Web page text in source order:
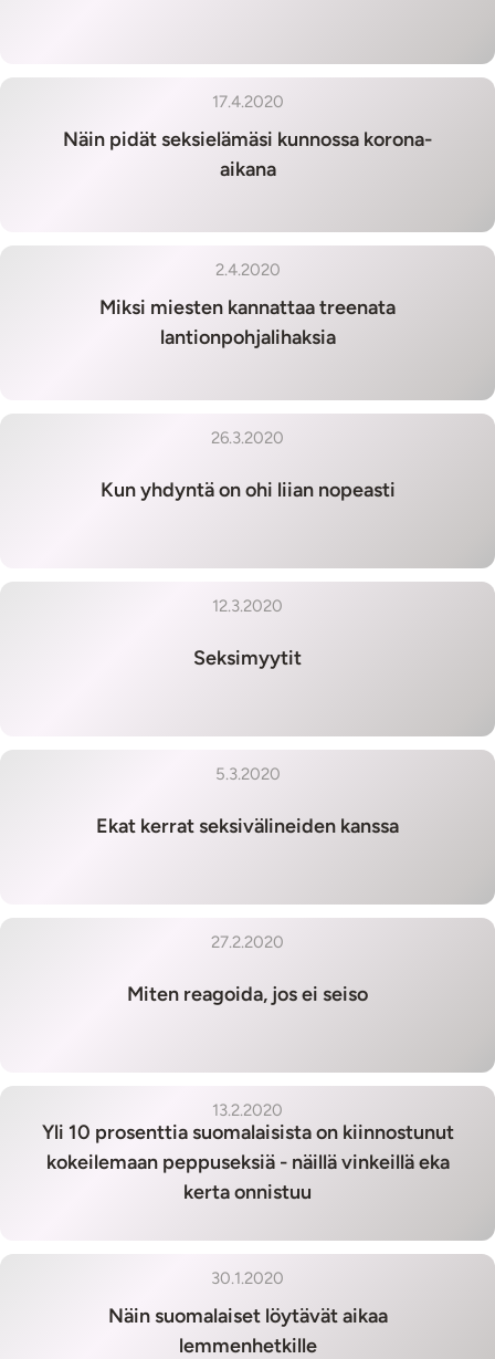
Näin pidät seksielämäsi kunnossa korona-
aikana
17.4.2020
Miksi miesten kannattaa treenata
lantionpohjalihaksia
2.4.2020
Kun yhdyntä on ohi liian nopeasti
26.3.2020
Seksimyytit
12.3.2020
Ekat kerrat seksivälineiden kanssa
5.3.2020
Miten reagoida, jos ei seiso
27.2.2020
Yli 10 prosenttia suomalaisista on kiinnostunut
kokeilemaan peppuseksiä - näillä vinkeillä eka
kerta onnistuu
13.2.2020
Näin suomalaiset löytävät aikaa
lemmenhetkille
30.1.2020